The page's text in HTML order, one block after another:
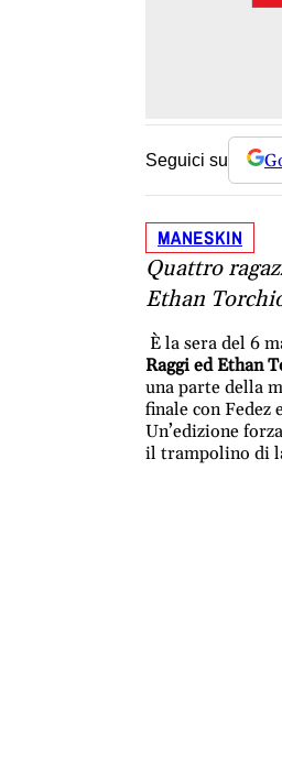
Seguici su
MANESKIN
Quattro
Ethan
È la sera del 6
Raggi ed Ethan
una parte della
finale con Fedez
Un’edizione
il trampolino di